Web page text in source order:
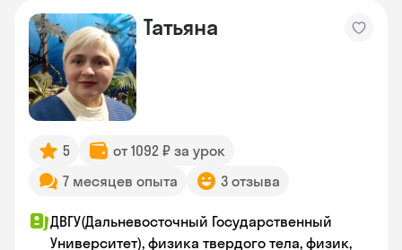
Татьяна
5
от 1092 ₽ за урок
7 месяцев опыта
3 отзыва
ДВГУ(Дальневосточный Государственный
Университет), физика твердого тела, физик,